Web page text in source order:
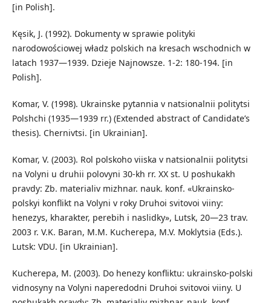
[in Polish].
Kęsik, J. (1992). Dokumenty w sprawie polityki
narodowościowej władz polskich na kresach wschodnich w
latach 1937—1939. Dzieje Najnowsze. 1-2: 180-194. [in
Polish].
Komar, V. (1998). Ukrainske pytannia v natsionalnii politytsi
Polshchi (1935—1939 rr.) (Extended abstract of Candidate’s
thesis). Chernivtsi. [in Ukrainian].
Komar, V. (2003). Rol polskoho viiska v natsionalnii politytsi
na Volyni u druhii polovyni 30-kh rr. XX st. U poshukakh
pravdy: Zb. materialiv mizhnar. nauk. konf. «Ukrainsko-
polskyi konflikt na Volyni v roky Druhoi svitovoi viiny:
henezys, kharakter, perebih i naslidky», Lutsk, 20—23 trav.
2003 r. V.K. Baran, M.M. Kucherepa, M.V. Moklytsia (Eds.).
Lutsk: VDU. [in Ukrainian].
Kucherepa, M. (2003). Do henezy konfliktu: ukrainsko-polski
vidnosyny na Volyni naperedodni Druhoi svitovoi viiny. U